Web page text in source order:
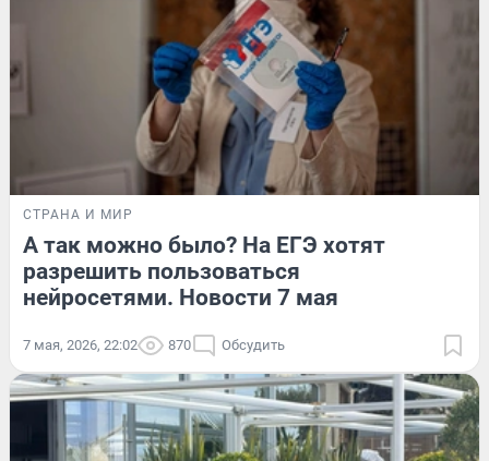
СТРАНА И МИР
А так можно было? На ЕГЭ хотят
разрешить пользоваться
нейросетями. Новости 7 мая
7 мая, 2026, 22:02 870 Обсудить